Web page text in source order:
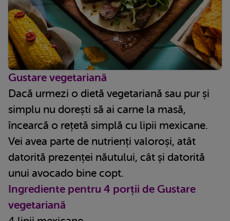
Gustare vegetariană
Dacă urmezi o dietă vegetariană sau pur și
simplu nu dorești să ai carne la masă,
încearcă o rețetă simplă cu lipii mexicane.
Vei avea parte de nutrienți valoroși, atât
datorită prezenței năutului, cât și datorită
unui avocado bine copt.
Ingrediente pentru 4 porții de Gustare
vegetariană